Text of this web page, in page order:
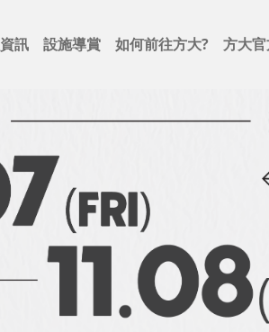
訊 設施導賞 如何前往方大? 方大